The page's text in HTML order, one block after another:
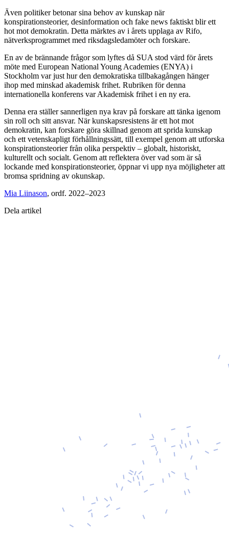
Även politiker betonar sina behov av kunskap när
konspirationsteorier, desinformation och fake news faktiskt blir ett
hot mot demokratin. Detta märktes av i årets upplaga av Rifo,
nätverksprogrammet med riksdagsledamöter och forskare.
En av de brännande frågor som lyftes då SUA stod värd för årets
möte med European National Young Academies (ENYA) i
Stockholm var just hur den demokratiska tillbakagången hänger
ihop med minskad akademisk frihet. Rubriken för denna
internationella konferens var Akademisk frihet i en ny era.
Denna era ställer sannerligen nya krav på forskare att tänka igenom
sin roll och sitt ansvar. När kunskapsresistens är ett hot mot
demokratin, kan forskare göra skillnad genom att sprida kunskap
och ett vetenskapligt förhållningssätt, till exempel genom att utforska
konspirationsteorier från olika perspektiv – globalt, historiskt,
kulturellt och socialt. Genom att reflektera över vad som är så
lockande med konspirationsteorier, öppnar vi upp nya möjligheter att
bromsa spridning av okunskap.
Mia Liinason, ordf. 2022–2023
Dela artikel